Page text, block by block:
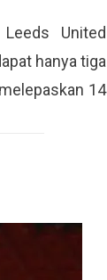
United
hanya tiga
14